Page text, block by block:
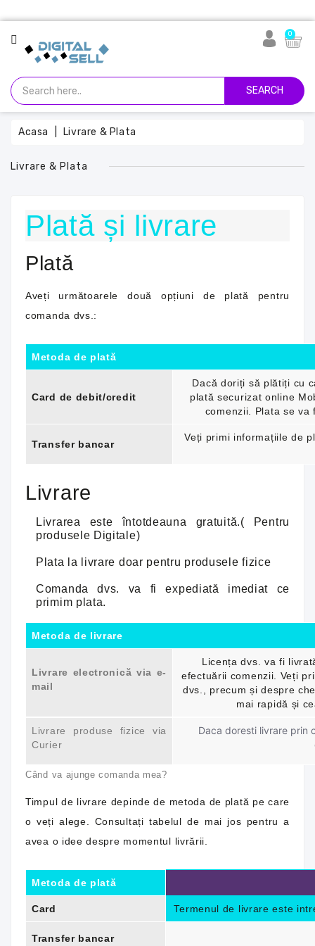
Abonamente
Sisteme
De
Office
Video
Servicii
Rețele
Sociale
0
SEARCH
Acasa Livrare & Plata
Livrare & Plata
Plată și livrare
Plată
Aveți următoarele două opțiuni de plată pentru
comanda dvs.:
Metoda de plată
Card de debit/credit
Dacă doriți să plătiți cu
plată securizat online
comenzii. Plata se
Transfer bancar
Veți primi informațiile de
Livrare
Livrarea este întotdeauna gratuită.( Pentru
produsele Digitale)
Plata la livrare doar pentru produsele fizice
Comanda dvs. va fi expediată imediat ce
primim plata.
Metoda de livrare
Livrare electronică via e-
mail
Licența dvs. va fi
efectuării comenzii. Veți
dvs., precum și despre
mai rapidă și
Livrare produse fizice via
Curier
Daca doresti livrare prin
Când va ajunge comanda mea?
Timpul de livrare depinde de metoda de plată pe care
o veți alege. Consultați tabelul de mai jos pentru a
avea o idee despre momentul livrării.
Metoda de plată
Card Termenul de livrare este
Transfer bancar